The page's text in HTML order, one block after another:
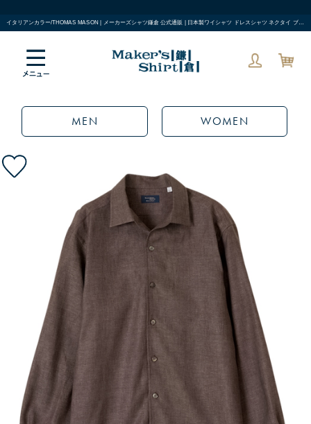
イタリアンカラー/THOMAS MASON | メーカーズシャツ鎌倉 公式通販 | 日本製ワイシャツ ドレスシャツ ネクタイ ブラウス
MEN WOMEN